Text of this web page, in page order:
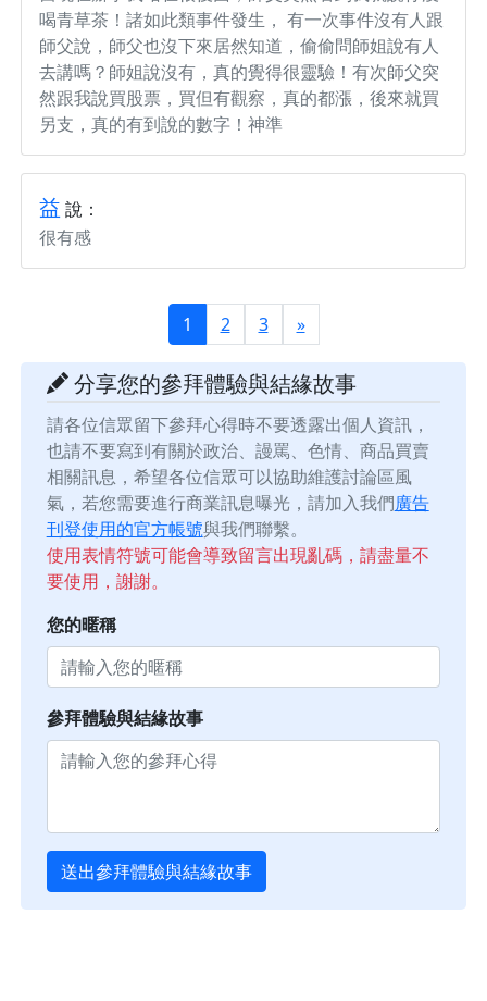
喝青草茶！諸如此類事件發生， 有一次事件沒有人跟
師父說，師父也沒下來居然知道，偷偷問師姐說有人
去講嗎？師姐說沒有，真的覺得很靈驗！有次師父突
然跟我說買股票，買但有觀察，真的都漲，後來就買
另支，真的有到說的數字！神準
益 說：
很有感
1 2 3 »
分享您的參拜體驗與結緣故事
請各位信眾留下參拜心得時不要透露出個人資訊，
也請不要寫到有關於政治、謾罵、色情、商品買賣
相關訊息，希望各位信眾可以協助維護討論區風
氣，若您需要進行商業訊息曝光，請加入我們廣告
刊登使用的官方帳號與我們聯繫。
使用表情符號可能會導致留言出現亂碼，請盡量不
要使用，謝謝。
您的暱稱
參拜體驗與結緣故事
送出參拜體驗與結緣故事